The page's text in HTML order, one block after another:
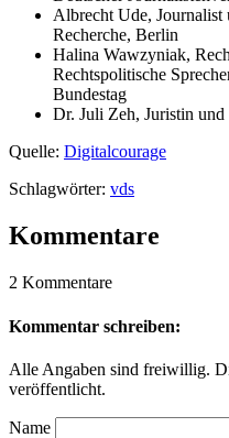
Albrecht Ude, Journalist
Recherche, Berlin
Halina Wawzyniak,
Rechtspolitische
Bundestag
Dr. Juli Zeh, Juristin
Quelle: Digitalcourage
Schlagwörter: vds
Kommentare
2 Kommentare
Kommentar schreiben:
Alle Angaben sind freiwillig.
veröffentlicht.
Name